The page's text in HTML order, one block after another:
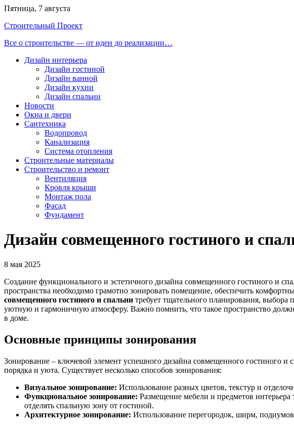
Перейти
содержимому
Пятница, 7 августа
Строительный Проект
Все о строительстве — от идеи до реализации…
Дизайн интерьера
Дизайн гостиной
Дизайн ванной
Дизайн кухни
Дизайн спальни
Новости
Окна и двери
Сантехника
Водопровод
Канализация
Система отопления
Строительные материалы
Строительство и ремонт
Вентиляция
Кровля крыши
Монтаж пола
Фасад
Фундамент
Дизайн совмещенного гостиного и
8 мая 2025
Создание функционального и эстетичного дизайна совмещенного гостиного и
пространства необходимо грамотно зонировать помещение, обеспечить
совмещенного гостиного и спальни требует тщательного планирования, выбора
уютную и гармоничную атмосферу. Важно помнить, что такое пространство
в доме.
Основные принципы зонирования
Зонирование – ключевой элемент успешного дизайна совмещенного гостиного
порядка и уюта. Существует несколько способов зонирования:
Визуальное зонирование: Использование разных цветов, текстур и
Функциональное зонирование: Размещение мебели и предметов
отделять спальную зону от гостиной.
Архитектурное зонирование: Использование перегородок, ширм,